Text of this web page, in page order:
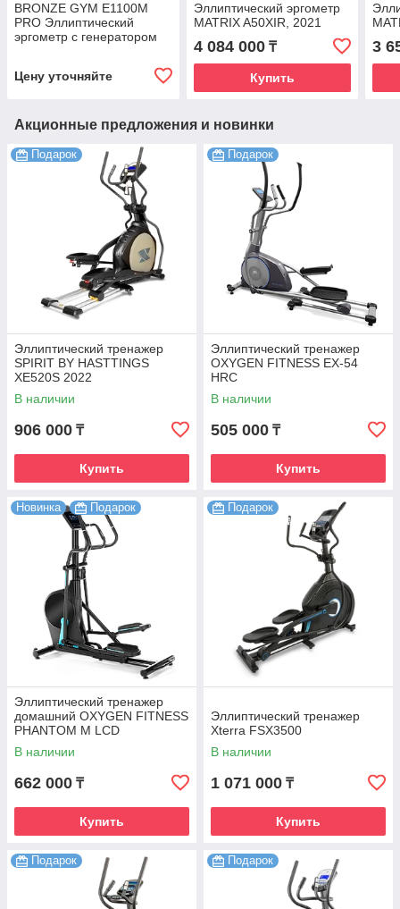
BRONZE GYM E1100M
PRO Эллиптический
эргометр с генератором
Цену уточняйте
Эллиптический эргометр
MATRIX A50XIR, 2021
4 084 000₸
Купить
3
Акционные предложения и новинки
Подарок
Эллиптический тренажер
SPIRIT BY HASTTINGS
XE520S 2022
В наличии
906 000 ₸
Купить
Подарок
Эллиптический тренажер
OXYGEN FITNESS EX-54
HRC
В наличии
505 000 ₸
Купить
Новинка Подарок
Эллиптический тренажер
домашний OXYGEN FITNESS
PHANTOM M LCD
В наличии
662 000 ₸
Купить
Подарок
Эллиптический тренажер
Xterra FSX3500
В наличии
1 071 000 ₸
Купить
Подарок Подарок